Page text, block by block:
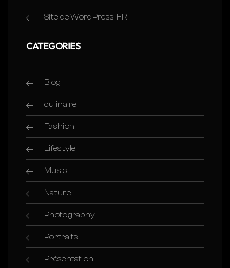
Site de WordPress-FR
CATEGORIES
Blog
culinaire
Fashion
Lifestyle
Music
Nature
Photography
Portraits
Présentation